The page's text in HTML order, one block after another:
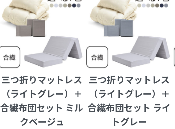
三つ折りマットレス
（ライトグレー）＋
合繊布団セット ミル
クベージュ
三つ折りマットレス
（ライトグレー）＋
合繊布団セット ライ
トグレー